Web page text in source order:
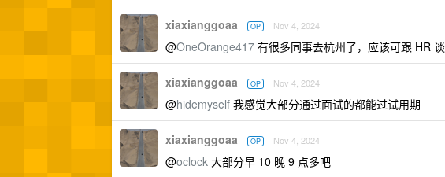
xiaxianggoaa OP Nov 4, 2024
@OneOrange417 有很多同事去杭州了，应该可跟 HR 谈
xiaxianggoaa OP Nov 4, 2024
@hidemyself 我感觉大部分通过面试的都能过试用期
xiaxianggoaa OP Nov 4, 2024
@oclock 大部分早 10 晚 9 点多吧